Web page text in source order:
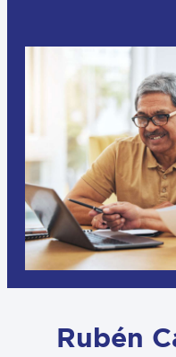
Rubén